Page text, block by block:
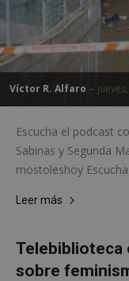
Víctor R. Alfaro -
Escucha el podcast
Sabinas y Segunda
mostoleshoy
Leer más
Telebiblioteca
sobre